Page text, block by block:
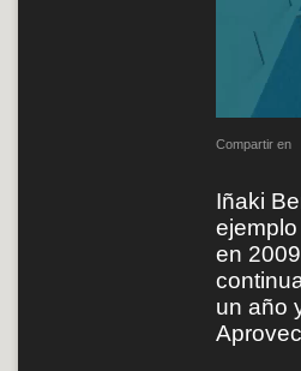
Compartir en
Iñaki
en
un año